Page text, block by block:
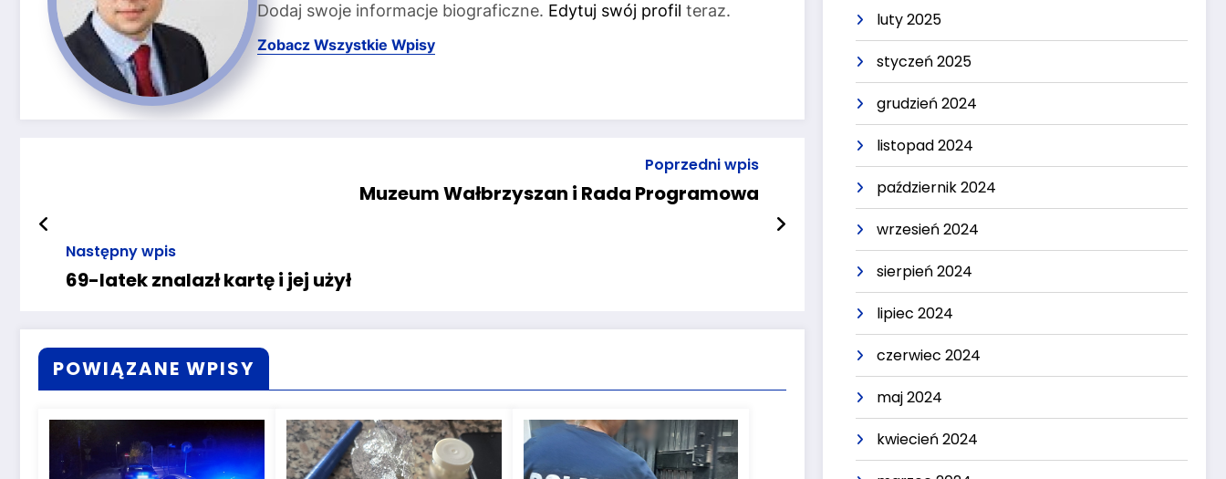
Dodaj swoje informacje biograficzne. Edytuj swój profil teraz.
Zobacz Wszystkie Wpisy
Poprzedni wpis
Muzeum Wałbrzyszan i Rada Programowa
Następny wpis
69-latek znalazł kartę i jej użył
POWIĄZANE WPISY
luty 2025
styczeń 2025
grudzień 2024
listopad 2024
październik 2024
wrzesień 2024
sierpień 2024
lipiec 2024
czerwiec 2024
maj 2024
kwiecień 2024